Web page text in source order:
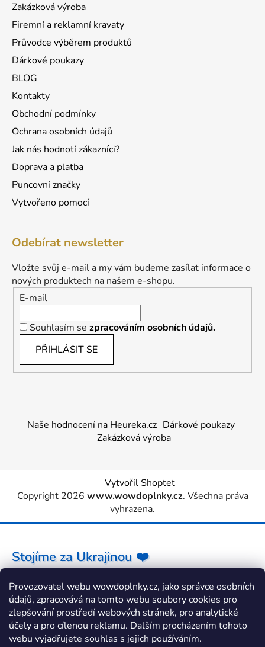
Provozovatel webu wowdoplnky.cz, jako správce osobních
údajů, zpracovává na tomto webu soubory cookies pro
zlepšování prostředí webových stránek, pro analytické
účely a pro cílenou reklamu. Dalším procházením tohoto
webu vyjadřujete souhlas s jejich používáním.
Zakázková výroba
Firemní a reklamní kravaty
Průvodce výběrem produktů
Dárkové poukazy
BLOG
Kontakty
Obchodní podmínky
Ochrana osobních údajů
Jak nás hodnotí zákazníci?
Doprava a platba
Puncovní značky
Vytvořeno pomocí
Odebírat newsletter
Vložte svůj e-mail a my vám budeme zasílat informace o
nových produktech na našem e-shopu.
E-mail
Souhlasím se zpracováním osobních údajů.
PŘIHLÁSIT SE
Naše hodnocení na Heureka.cz Dárkové poukazy
Zakázková výroba
Vytvořil Shoptet
Copyright 2026 www.wowdoplnky.cz. Všechna práva
vyhrazena.
Stojíme za Ukrajinou ❤️
Jak a čím pomoci »